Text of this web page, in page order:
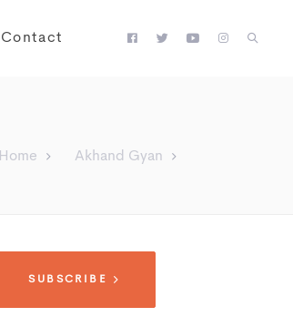
Contact
Home Akhand Gyan
SUBSCRIBE